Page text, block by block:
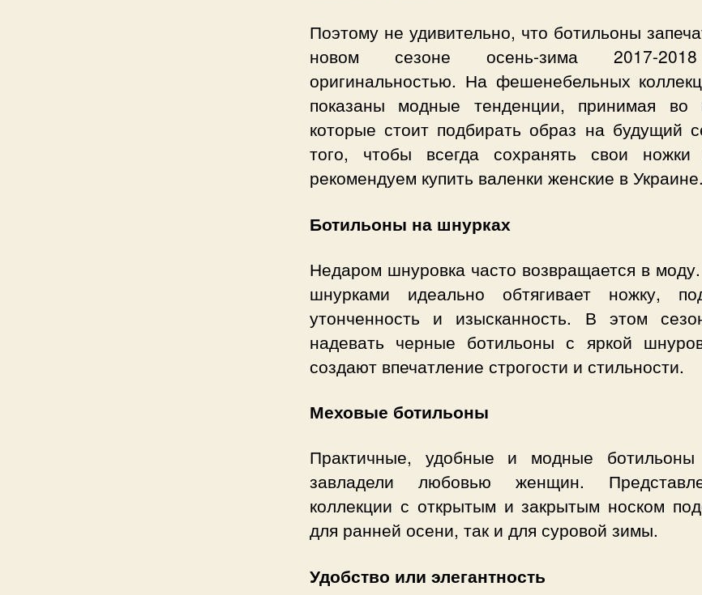
Поэтому не удивительно, что ботильоны
новом сезоне осень-зима 2017-
оригинальностью. На фешенебельных
показаны модные тенденции, принимая во
которые стоит подбирать образ на будущий
того, чтобы всегда сохранять свои
рекомендуем купить валенки женские в Украине.
Ботильоны на шнурках
Недаром шнуровка часто возвращается в
шнурками идеально обтягивает ножку,
утонченность и изысканность. В этом
надевать черные ботильоны с яркой
создают впечатление строгости и стильности.
Меховые ботильоны
Практичные, удобные и модные
завладели любовью женщин.
коллекции с открытым и закрытым носком
для ранней осени, так и для суровой зимы.
Удобство или элегантность